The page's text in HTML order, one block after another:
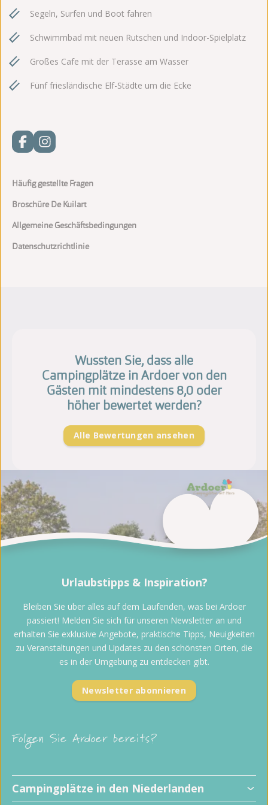
Segeln, Surfen und Boot fahren
Schwimmbad mit neuen Rutschen und Indoor-Spielplatz
Großes Cafe mit der Terasse am Wasser
Fünf friesländische Elf-Städte um die Ecke
Häufig gestellte Fragen
Broschüre De Kuilart
Allgemeine Geschäftsbedingungen
Datenschutzrichtlinie
Wussten Sie, dass alle
Campingplätze in Ardoer von den
Gästen mit mindestens 8,0 oder
höher bewertet werden?
Alle Bewertungen ansehen
Folgen Sie Ardoer bereits?
Campingplätze in den Niederlanden
Urlaubstipps & Inspiration?
Bleiben Sie über alles auf dem Laufenden, was bei Ardoer
passiert! Melden Sie sich für unseren Newsletter an und
erhalten Sie exklusive Angebote, praktische Tipps, Neuigkeiten
zu Veranstaltungen und Updates zu den schönsten Orten, die
es in der Umgebung zu entdecken gibt.
Newsletter abonnieren